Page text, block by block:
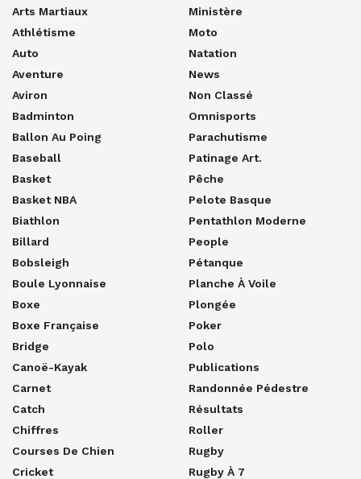
Arts Martiaux
Athlétisme
Auto
Aventure
Aviron
Badminton
Ballon Au Poing
Baseball
Basket
Basket NBA
Biathlon
Billard
Bobsleigh
Boule Lyonnaise
Boxe
Boxe Française
Bridge
Canoë-Kayak
Carnet
Catch
Chiffres
Courses De Chien
Cricket
Ministère
Moto
Natation
News
Non Classé
Omnisports
Parachutisme
Patinage Art.
Pêche
Pelote Basque
Pentathlon Moderne
People
Pétanque
Planche À Voile
Plongée
Poker
Polo
Publications
Randonnée Pédestre
Résultats
Roller
Rugby
Rugby À 7